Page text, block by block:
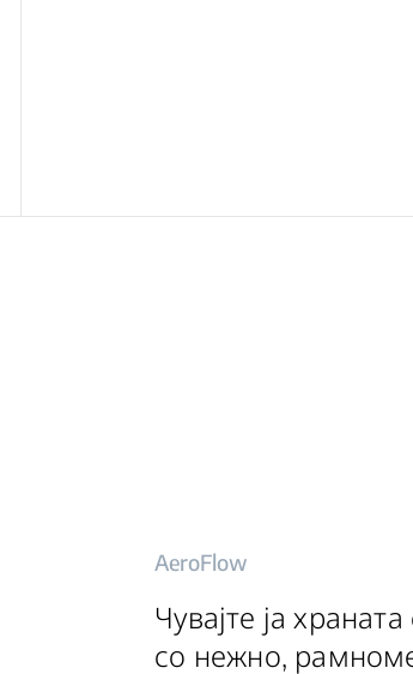
AeroFlow
Чувајте ја
со нежно,